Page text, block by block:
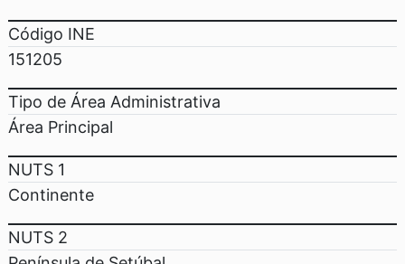
Código INE
151205
Tipo de Área Administrativa
Área Principal
NUTS 1
Continente
NUTS 2